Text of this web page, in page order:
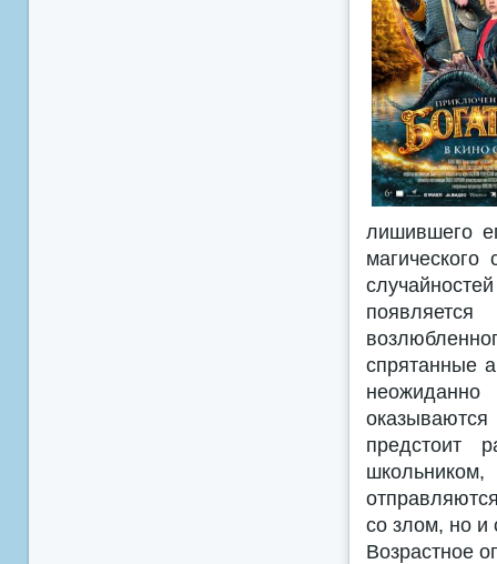
лишившего
спрятанные
предстоит
со злом, но и
Возрастное